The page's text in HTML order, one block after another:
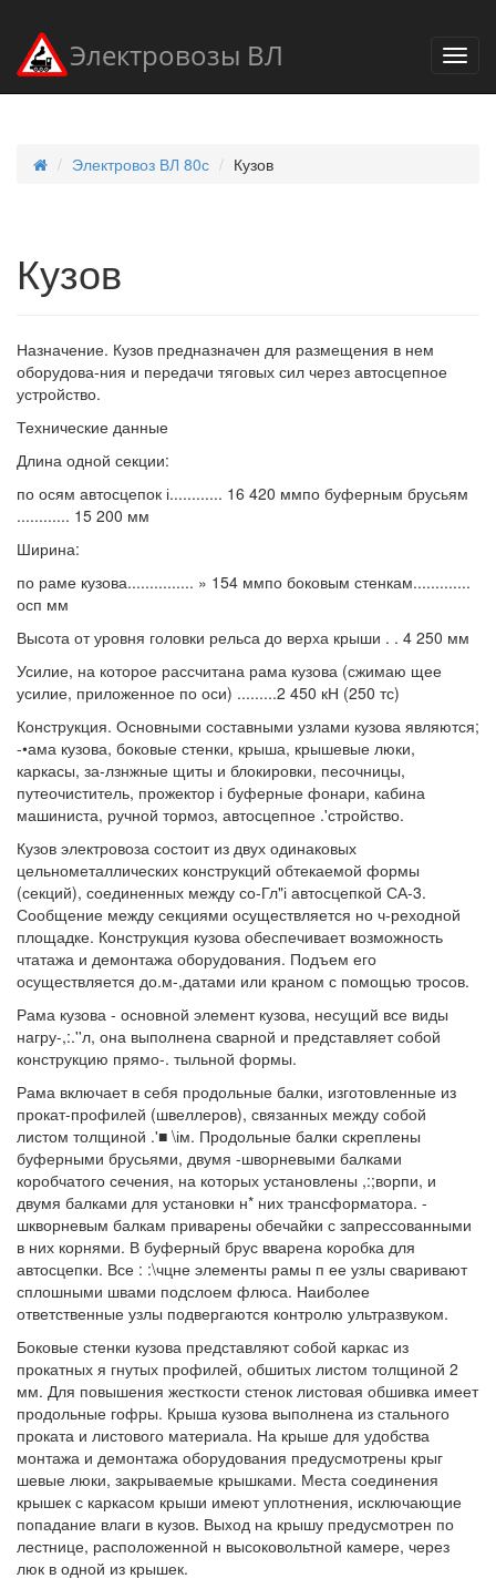
Электровозы ВЛ
Электровоз ВЛ 80с Кузов
Кузов
Назначение. Кузов предназначен для размещения в нем
оборудова-ния и передачи тяговых сил через автосцепное
устройство.
Технические данные
Длина одной секции:
по осям автосцепок і............ 16 420 ммпо буферным брусьям
............ 15 200 мм
Ширина:
по раме кузова............... » 154 ммпо боковым стенкам.............
осп мм
Высота от уровня головки рельса до верха крыши . . 4 250 мм
Усилие, на которое рассчитана рама кузова (сжимаю щее
усилие, приложенное по оси) .........2 450 кН (250 тс)
Конструкция. Основными составными узлами кузова являются;
-•ама кузова, боковые стенки, крыша, крышевые люки,
каркасы, за-лзнжные щиты и блокировки, песочницы,
путеочиститель, прожектор і буферные фонари, кабина
машиниста, ручной тормоз, автосцепное .'стройство.
Кузов электровоза состоит из двух одинаковых
цельнометаллических конструкций обтекаемой формы
(секций), соединенных между со-Гл"і автосцепкой СА-3.
Сообщение между секциями осуществляется но ч-реходной
площадке. Конструкция кузова обеспечивает возможность
чтатажа и демонтажа оборудования. Подъем его
осуществляется до.м-,датами или краном с помощью тросов.
Рама кузова - основной элемент кузова, несущий все виды
нагру-,:.''л, она выполнена сварной и представляет собой
конструкцию прямо-. тыльной формы.
Рама включает в себя продольные балки, изготовленные из
прокат-профилей (швеллеров), связанных между собой
листом толщиной .'■ \ім. Продольные балки скреплены
буферными брусьями, двумя -шворневыми балками
коробчатого сечения, на которых установлены ,:;ворпи, и
двумя балками для установки н* них трансформатора. -
шкворневым балкам приварены обечайки с запрессованными
в них корнями. В буферный брус вварена коробка для
автосцепки. Все : :\чцне элементы рамы п ее узлы сваривают
сплошными швами подслоем флюса. Наиболее
ответственные узлы подвергаются контролю ультразвуком.
Боковые стенки кузова представляют собой каркас из
прокатных я гнутых профилей, обшитых листом толщиной 2
мм. Для повышения жесткости стенок листовая обшивка имеет
продольные гофры. Крыша кузова выполнена из стального
проката и листового материала. На крыше для удобства
монтажа и демонтажа оборудования предусмотрены крыг
шевые люки, закрываемые крышками. Места соединения
крышек с каркасом крыши имеют уплотнения, исключающие
попадание влаги в кузов. Выход на крышу предусмотрен по
лестнице, расположенной н высоковольтной камере, через
люк в одной из крышек.